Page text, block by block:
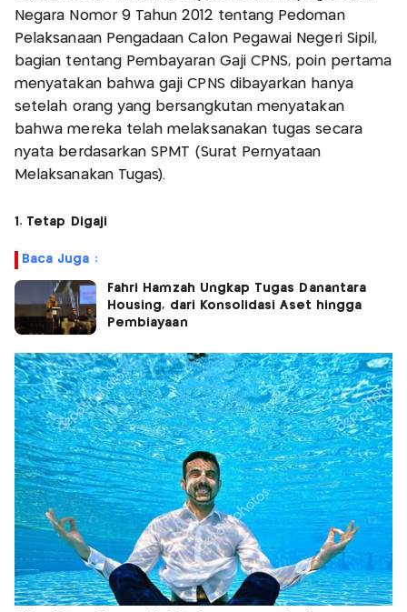
Negara Nomor 9 Tahun 2012 tentang Pedoman
Pelaksanaan Pengadaan Calon Pegawai Negeri Sipil,
bagian tentang Pembayaran Gaji CPNS, poin pertama
menyatakan bahwa gaji CPNS dibayarkan hanya
setelah orang yang bersangkutan menyatakan
bahwa mereka telah melaksanakan tugas secara
nyata berdasarkan SPMT (Surat Pernyataan
Melaksanakan Tugas).
1. Tetap Digaji
Baca Juga :
Fahri Hamzah Ungkap Tugas Danantara
Housing, dari Konsolidasi Aset hingga
Pembiayaan